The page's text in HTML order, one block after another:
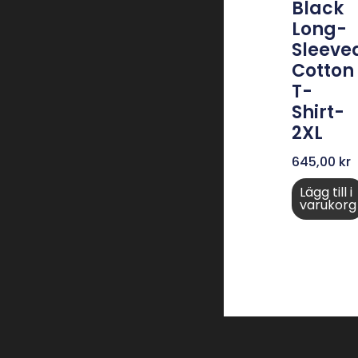
Black
Long-
Cotton
T-
Shirt-
2XL
645,00 kr
Lägg till i
varukorg